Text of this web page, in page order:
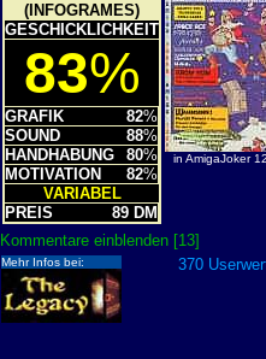
(INFOGRAMES)
GESCHICKLICHKEIT
83%
GRAFIK 82%
SOUND
88%
HANDHABUNG
80%
MOTIVATION
82%
VARIABEL
PREIS
89 DM
in AmigaJoker
Kommentare einblenden [13]
Mehr Infos bei: 370